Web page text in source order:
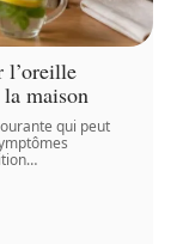
l’oreille
maison
qui peut
…